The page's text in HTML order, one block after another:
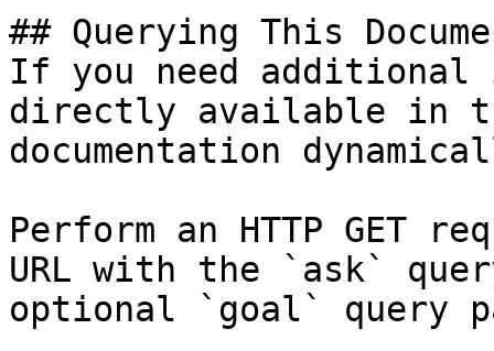
## Querying This
If you need
directly available in
documentation
Perform an HTTP GET
URL with the `ask`
optional `goal` query